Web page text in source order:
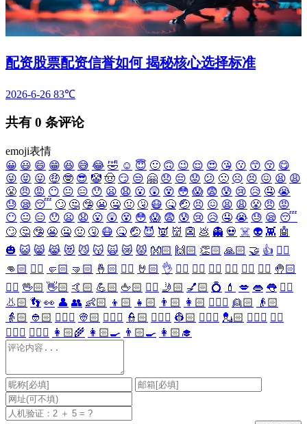
配资股票配资信誉如何 揭秘核心选择标准
2026-6-26 83℃
共有 0 条评论
emoji表情
😀 😃 😄 😁 😆 😅 😂 🤣 ☺️ 😇 🙂 🙃 😉 😌 😍 😘 😗 😙 😚 😋
😜 😝 😛 🤑 🤓 😎 🤡 🤠 😏 😒 🤗 😞 😔 😟 😕 🙁 ☹️ 😣 😖 😫 😩
😤 😠 😡 😶 😐 😑 😯 😦 😧 😮 😲 😵 😳 😱 😨 😰 😢 😥 🤤 😭
😓 😪 😴 🙄 🤔 🤥 😬 🤐 🤢 🤧 😷 🤒 🤕 😣 😖 😫 😩 😤 😠 😡
😶 😐 😑 😯 😦 😧 😮 😲 😵 😳 😱 😨 😰 😢 😥 🤤 😭 😓 😪 😴
🙄 🤔 🤥 😬 🤐 🤢 🤧 😷 🤒 🤕 😈 👿 👹 👺 💩 👻 💀 ☠️ 👽 👾 🤖
🎃 😺 😸 😹 😻 😼 😽 🙀 😿 😾 👐🏻 🙌🏻 👏🏻 🙏🏻 🤝 👍 👎🏻
👊🏻 ✊🏻 🤛🏻 🤜🏻 🤞🏻 ✌🏻 🤘🏻 👌 👈🏻 👉🏻 👆🏻 👇🏻 ☝🏻 ✋🏻 🤚🏻
🖐🏻 🖖🏻 👋🏻 🤙🏻 💪🏻 🖕🏻 ✍🏻 🤳🏻 💅🏻 💍 💄 💋 👄 👅 👂🏻
👃🏻 👣 👀 👤 👥 👶🏻 👦🏻 👧🏻 👨🏻 👩🏻 👱🏻‍♀️ 👱🏻
👴🏻
👵🏻 👲🏻 👳🏻‍♀️ 👳🏻 👮🏻‍♀️ 👮🏻 👷🏻‍♀️ 👷🏻 💂🏻‍♀️ 💂🏻 🕵🏻‍♀️ 🕵🏻
👩🏻‍⚕️ 👨🏻‍⚕️ 👩🏻‍🌾 👩🏻‍🍳 👨🏻‍🍳 👩🏻‍🎓